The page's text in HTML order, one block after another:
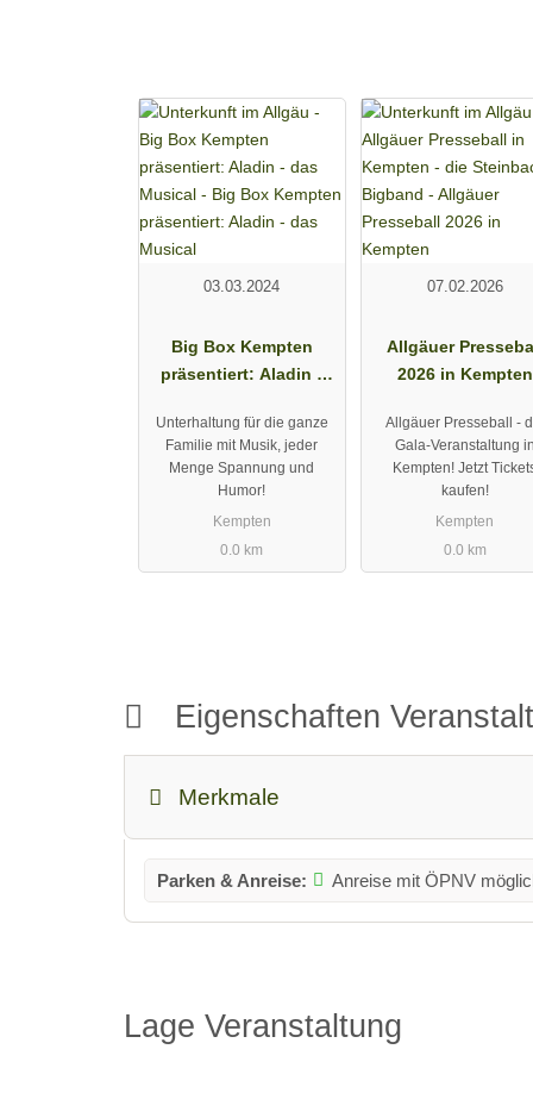
die emotionalen Höhen und Tiefen in
Freiheit“ des Gefangenchors durch die
musikalischen Leitung ist es meisterlich
Geigen, Trompeten und Posaunen, Pauken und
beeindruckend darzustellen. Imposante
wirkenden beleuchteten Kulissen geben der
Monumentalität dieser Oper nur noch
künstlerische Herausforderung dar: Sänger und
neu auf die atmosphärischen und akustischen
Stimmen bescheren.Erleben Sie also - nicht nur
„Nabucco“- Herausragend, bewegend und tief
03.03.2024
Big Box Kempten
präsentiert: Aladin -
Unterhaltung für die ganze
Familie mit Musik, jeder
Menge Spannung und
Humor!
Kempten
0.0 km
07.02.2026
Allgäuer
2026 in Kempten
Allgäuer Presseball -
Gala-Veranstaltung in
Kempten! Jetzt
kaufen!
Kempten
0.0 km
Eigenschaften
Merkmale
Parken & Anreise: Anreise mit ÖPNV
Lage Veranstaltung